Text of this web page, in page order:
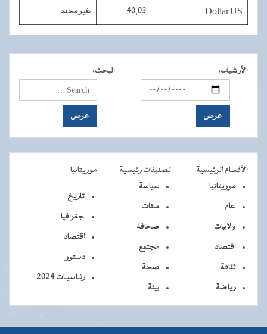
Dollar US
40,03 غير محدد
الأرشيف: البحث:
الأقسام الرئيسية تصنيفات رئيسية
موريتانيا
موريتانيا
عام
ولايات
اقتصاد
ثقافة
رياضة
سياسة
ملفات
صحافة
مجتمع
صحة
بيئة
تاريخ
جغرافيا
اقتصاد
دستور
رئـاسيـات 2024